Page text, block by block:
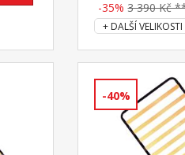
-35% 3 390 Kč
+ DALŠÍ VELIKOSTI
-40%